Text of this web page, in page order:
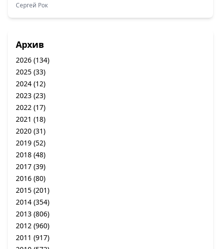
Сергей Рок
Архив
2026 (134)
2025 (33)
2024 (12)
2023 (23)
2022 (17)
2021 (18)
2020 (31)
2019 (52)
2018 (48)
2017 (39)
2016 (80)
2015 (201)
2014 (354)
2013 (806)
2012 (960)
2011 (917)